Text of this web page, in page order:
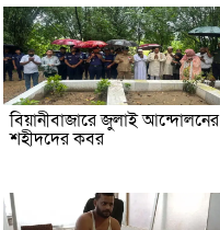
বিয়ানীবাজারে জুলাই আন্দোলনের
শহীদদের কবর